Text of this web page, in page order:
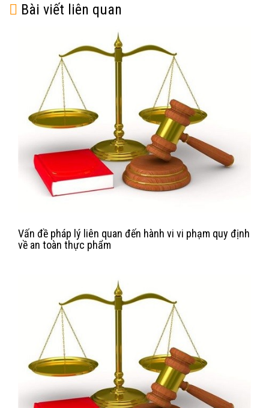
Bài viết liên quan
Vấn đề pháp lý liên quan đến hành vi vi phạm quy định
về an toàn thực phẩm